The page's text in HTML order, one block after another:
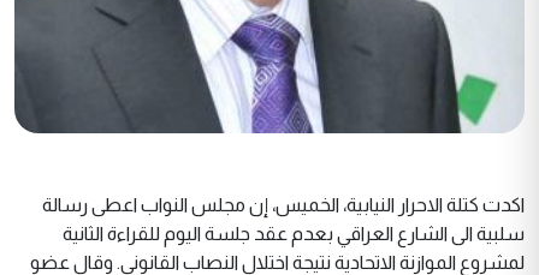
اكدت كتلة الاحرار النيابية، الخميس، إن مجلس النواب اعطى رسالة
سلبية الى الشارع العراقي بعدم عقد جلسة اليوم للقراءة الثانية
لمشروع الموازنة الاتحادية نتيجة اختلال النصاب القانوني. وقال عضو